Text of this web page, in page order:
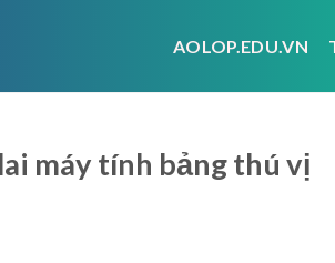
AOLOP.EDU.VN
máy tính bảng thú vị